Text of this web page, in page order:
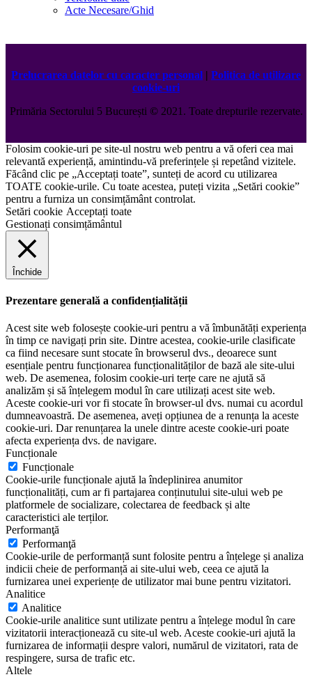
Acte Necesare/Ghid
Prelucrarea datelor cu caracter personal | Politica de utilizare
cookie-uri
Primăria Sectorului 5 București ©️2021. Toate drepturile rezervate.
Folosim cookie-uri pe site-ul nostru web pentru a vă oferi cea mai
relevantă experiență, amintindu-vă preferințele și repetând vizitele.
Făcând clic pe „Acceptați toate”, sunteți de acord cu utilizarea
TOATE cookie-urile. Cu toate acestea, puteți vizita „Setări cookie”
pentru a furniza un consimțământ controlat.
Setări cookie Acceptați toate
Gestionați consimțământul
Închide
Prezentare generală a confidențialității
Acest site web folosește cookie-uri pentru a vă îmbunătăți experiența
în timp ce navigați prin site. Dintre acestea, cookie-urile clasificate
ca fiind necesare sunt stocate în browserul dvs., deoarece sunt
esențiale pentru funcționarea funcționalităților de bază ale site-ului
web. De asemenea, folosim cookie-uri terțe care ne ajută să
analizăm și să înțelegem modul în care utilizați acest site web.
Aceste cookie-uri vor fi stocate în browser-ul dvs. numai cu acordul
dumneavoastră. De asemenea, aveți opțiunea de a renunța la aceste
cookie-uri. Dar renunțarea la unele dintre aceste cookie-uri poate
afecta experiența dvs. de navigare.
Funcționale
Funcționale
Cookie-urile funcționale ajută la îndeplinirea anumitor
funcționalități, cum ar fi partajarea conținutului site-ului web pe
platformele de socializare, colectarea de feedback și alte
caracteristici ale terților.
Performanţă
Performanţă
Cookie-urile de performanță sunt folosite pentru a înțelege și analiza
indicii cheie de performanță ai site-ului web, ceea ce ajută la
furnizarea unei experiențe de utilizator mai bune pentru vizitatori.
Analitice
Analitice
Cookie-urile analitice sunt utilizate pentru a înțelege modul în care
vizitatorii interacționează cu site-ul web. Aceste cookie-uri ajută la
furnizarea de informații despre valori, numărul de vizitatori, rata de
respingere, sursa de trafic etc.
Altele